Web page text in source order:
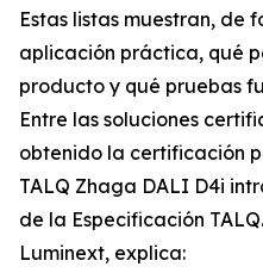
Estas listas muestran,
aplicación práctica, qué
producto y qué pruebas
Entre las soluciones
obtenido la certificación
TALQ Zhaga DALI D4i
de la Especificación
Luminext, explica: